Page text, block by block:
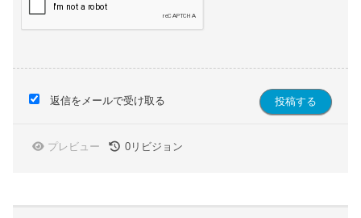
返信をメールで受け取る
プレビュー 0リビジョン